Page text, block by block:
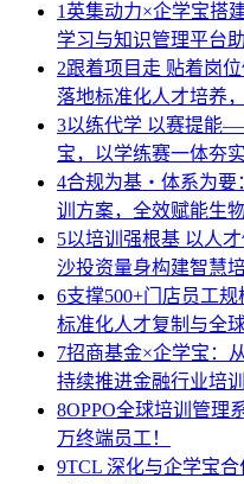
1 英集动力×企学宝搭
学习与知识管理平台
2跟着项目走 贴着岗
落地标准化人才培养
3以练代学 以赛提能
宝，以学练赛一体夯
4合规为基・体系为要
训方案，全效赋能生
5以培训强根基 以人
沙投资量身构建智慧
6支撑500+门店员工
标准化人才复制与全
7招商基金×企学宝：
持续推进金融行业培
8OPPO全球培训管理
万终端员工！
9TCL 深化与企学宝